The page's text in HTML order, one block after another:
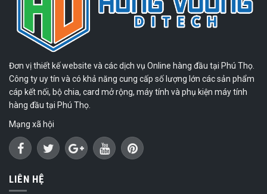
Đơn vị thiết kế website và các dịch vụ Online hàng đầu tại Phú Thọ.
Công ty uy tín và có khả năng cung cấp số lượng lớn các sản phẩm
cáp kết nối, bộ chia, card mở rộng, máy tính và phụ kiện máy tính
hàng đầu tại Phú Thọ.
Mạng xã hội
LIÊN HỆ